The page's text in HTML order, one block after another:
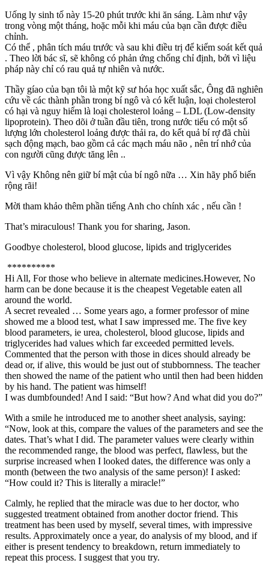
Uống ly sinh tố này 15-20 phút trước khi ăn sáng. Làm như vậy
trong vòng một tháng, hoặc mỗi khi máu của bạn cần được điều
chỉnh.
Có thể , phân tích máu trước và sau khi điều trị để kiểm soát kết quả
. Theo lời bác sĩ, sẽ không có phản ứng chống chỉ định, bởi vì liệu
pháp này chỉ có rau quả tự nhiên và nước.
Thầy gíao của bạn tôi là một kỹ sư hóa học xuất sắc, Ông đã nghiên
cứu về các thành phần trong bí ngô và có kết luận, loại cholesterol
có hại và nguy hiểm là loại cholesterol loảng – LDL (Low-density
lipoprotein). Theo dõi ở tuần đầu tiên, trong nước tiểu có một số
lượng lớn cholesterol loảng được thải ra, do kết quả bí rợ đã chùi
sạch động mạch, bao gồm cả các mạch máu não , nên trí nhớ của
con người cũng được tăng lên ..
Vì vậy Không nên giữ bí mật của bí ngô nữa … Xin hãy phổ biến
rộng rãi!
Mời tham khảo thêm phần tiếng Anh cho chính xác , nếu cần !
That’s miraculous! Thank you for sharing, Jason.
Goodbye cholesterol, blood glucose, lipids and triglycerides
**********
Hi All, For those who believe in alternate medicines.However, No
harm can be done because it is the cheapest Vegetable eaten all
around the world.
A secret revealed … Some years ago, a former professor of mine
showed me a blood test, what I saw impressed me. The five key
blood parameters, ie urea, cholesterol, blood glucose, lipids and
triglycerides had values which far exceeded permitted levels.
Commented that the person with those in dices should already be
dead or, if alive, this would be just out of stubbornness. The teacher
then showed the name of the patient who until then had been hidden
by his hand. The patient was himself!
I was dumbfounded! And I said: “But how? And what did you do?”
With a smile he introduced me to another sheet analysis, saying:
“Now, look at this, compare the values of the parameters and see the
dates. That’s what I did. The parameter values were clearly within
the recommended range, the blood was perfect, flawless, but the
surprise increased when I looked dates, the difference was only a
month (between the two analysis of the same person)! I asked:
“How could it? This is literally a miracle!”
Calmly, he replied that the miracle was due to her doctor, who
suggested treatment obtained from another doctor friend. This
treatment has been used by myself, several times, with impressive
results. Approximately once a year, do analysis of my blood, and if
either is present tendency to breakdown, return immediately to
repeat this process. I suggest that you try.